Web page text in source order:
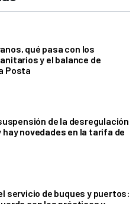
qué pasa con los
y el balance de
Posta
de la desregulación
novedades en la tarifa de
servicio de buques y puertos: